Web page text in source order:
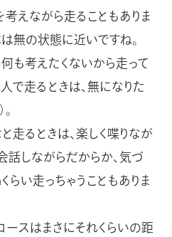
考えながら走ることもありま
は無の状態に近いですね。
何も考えたくないから走って
人で走るときは、無になりた
走るときは、楽しく喋りなが
話しながらだからか、気づ
らい走っちゃうこともありま
ースはまさにそれくらいの距